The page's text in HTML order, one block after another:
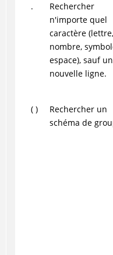
.
Rechercher
n'importe quel
caractère (lettre,
nombre,
espace), sauf
nouvelle ligne.
( )
Rechercher un
schéma de